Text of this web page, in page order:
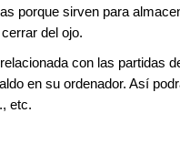
porque sirven para
del ojo.
con las partidas
en su ordenador. Así
etc.